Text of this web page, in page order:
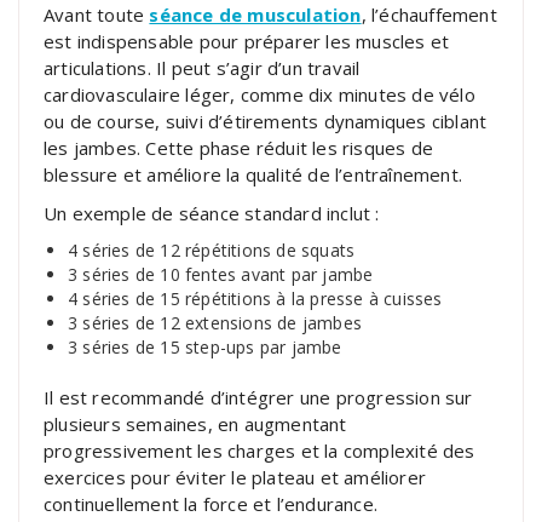
Avant toute séance de musculation, l’échauffement
est indispensable pour préparer les muscles et
articulations. Il peut s’agir d’un travail
cardiovasculaire léger, comme dix minutes de vélo
ou de course, suivi d’étirements dynamiques ciblant
les jambes. Cette phase réduit les risques de
blessure et améliore la qualité de l’entraînement.
Un exemple de séance standard inclut :
4 séries de 12 répétitions de squats
3 séries de 10 fentes avant par jambe
4 séries de 15 répétitions à la presse à cuisses
3 séries de 12 extensions de jambes
3 séries de 15 step-ups par jambe
Il est recommandé d’intégrer une progression sur
plusieurs semaines, en augmentant
progressivement les charges et la complexité des
exercices pour éviter le plateau et améliorer
continuellement la force et l’endurance.